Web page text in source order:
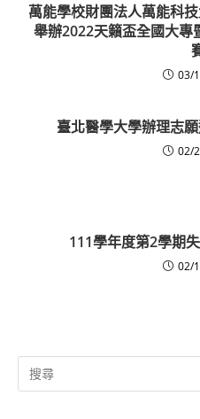
萬能學校財團法人萬能科
舉辦2022天籟盃全國大專
03/
臺北醫學大學辦理志
02/
111學年度第2學期
02/
Search
for: